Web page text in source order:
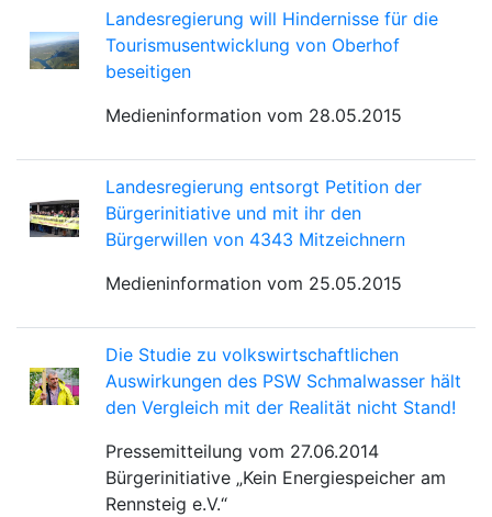
Landesregierung will Hindernisse für die
Tourismusentwicklung von Oberhof
beseitigen
Medieninformation vom 28.05.2015
Landesregierung entsorgt Petition der
Bürgerinitiative und mit ihr den
Bürgerwillen von 4343 Mitzeichnern
Medieninformation vom 25.05.2015
Die Studie zu volkswirtschaftlichen
Auswirkungen des PSW Schmalwasser hält
den Vergleich mit der Realität nicht Stand!
Pressemitteilung vom 27.06.2014
Bürgerinitiative „Kein Energiespeicher am
Rennsteig e.V.“